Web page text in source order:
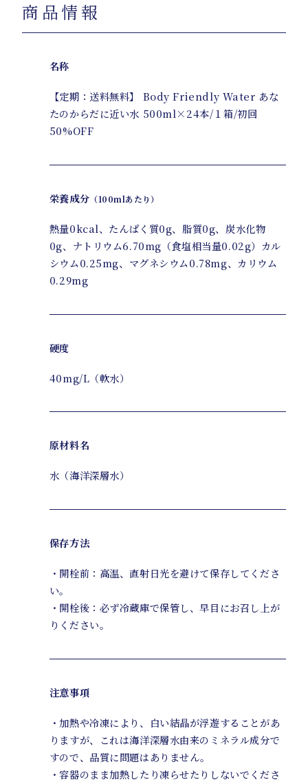
商品情報
名称
【定期：送料無料】 Body Friendly Water あな
たのからだに近い水 500ml×24本/１箱/初回
50%OFF
栄養成分 （100mlあたり）
熱量0kcal、たんぱく質0g、脂質0g、炭水化物
0g、ナトリウム6.70mg（食塩相当量0.02g）カル
シウム0.25mg、マグネシウム0.78mg、カリウム
0.29mg
硬度
40mg/L（軟水）
原材料名
水（海洋深層水）
保存方法
・開栓前：高温、直射日光を避けて保存してくださ
い。
・開栓後：必ず冷蔵庫で保管し、早目にお召し上が
りください。
注意事項
・加熱や冷凍により、白い結晶が浮遊することがあ
りますが、これは海洋深層水由来のミネラル成分で
すので、品質に問題はありません。
・容器のまま加熱したり凍らせたりしないでくださ